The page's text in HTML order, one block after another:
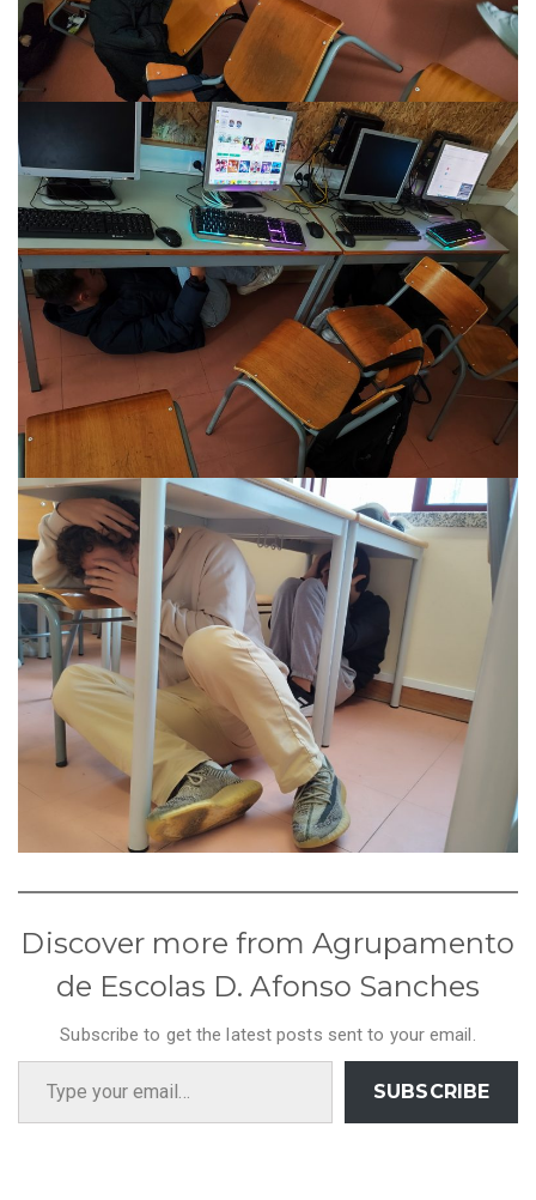
Discover more from Agrupamento
de Escolas D. Afonso Sanches
Subscribe to get the latest posts sent to your email.
Type your email…
SUBSCRIBE